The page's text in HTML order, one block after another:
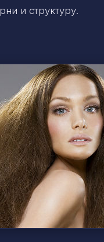
и структуру.